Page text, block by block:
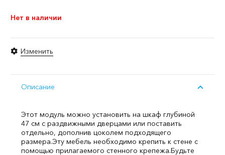
Нет в наличии
Изменить
Описание
Этот модуль можно установить на шкаф глубиной
47 см с раздвижными дверцами или поставить
отдельно, дополнив цоколем подходящего
размера.Эту мебель необходимо крепить к стене с
помощью прилагаемого стенного крепежа.Будьте